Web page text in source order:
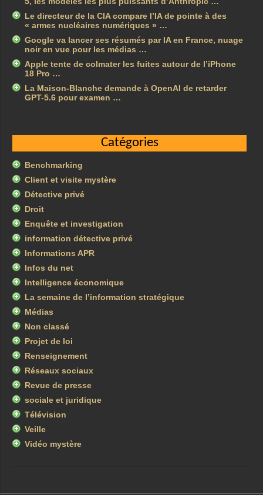
Le directeur de la CIA compare l’IA de pointe à des
« armes nucléaires numériques » …
Google va lancer ses résumés par IA en France, nuage
noir en vue pour les médias …
Apple tente de colmater les fuites autour de l’iPhone
18 Pro …
La Maison-Blanche demande à OpenAI de retarder
GPT-5.6 pour examen …
Catégories
Benchmarking
Client et visite mystère
Détective privé
Droit
Enquête et investigation
information détective privé
Informations APR
Infos du net
Intelligence économique
La semaine de l’information stratégique
Médias
Non classé
Projet de loi
Renseignement
Réseaux sociaux
Revue de presse
sociale et juridique
Télévision
Veille
Vidéo mystère